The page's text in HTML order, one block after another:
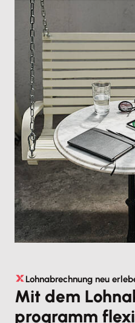
Lohnabrechnung neu
Mit dem
programm